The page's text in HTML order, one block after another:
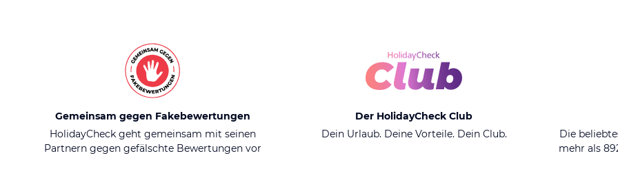
Gemeinsam gegen Fakebewertungen
HolidayCheck geht gemeinsam mit seinen
Partnern gegen gefälschte Bewertungen vor
Der HolidayCheck Club
Dein Urlaub. Deine Vorteile. Dein Club.
Die
mehr als